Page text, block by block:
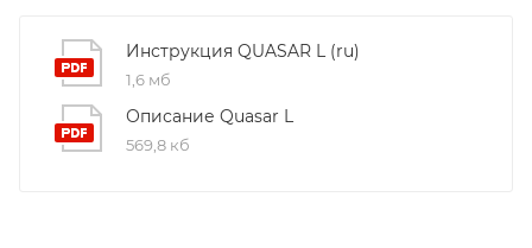
Возможна поставка "под заказ" приводов с
большим усилием при открывании/закрывании с
различными скоростями
Габаритные размеры:
Инструкция QUASAR L (ru)
1,6 мб
Описание Quasar L
569,8 кб